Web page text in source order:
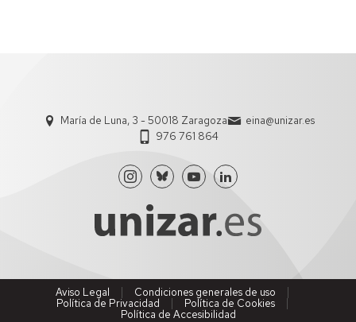
María de Luna, 3 - 50018 Zaragoza
eina@unizar.es
976 761 864
Aviso Legal
Condiciones generales de uso
Política de Privacidad
Política de Cookies
Política de Accesibilidad